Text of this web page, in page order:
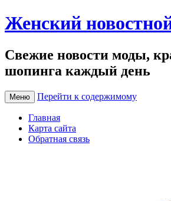
Женский
Свежие новости моды,
шопинга каждый день
Меню Перейти к содержимому
Главная
Карта сайта
Обратная связь